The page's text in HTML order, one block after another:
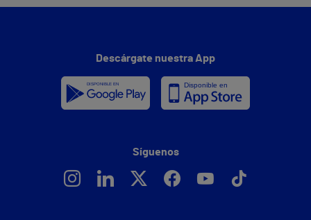
Descárgate nuestra App
Síguenos